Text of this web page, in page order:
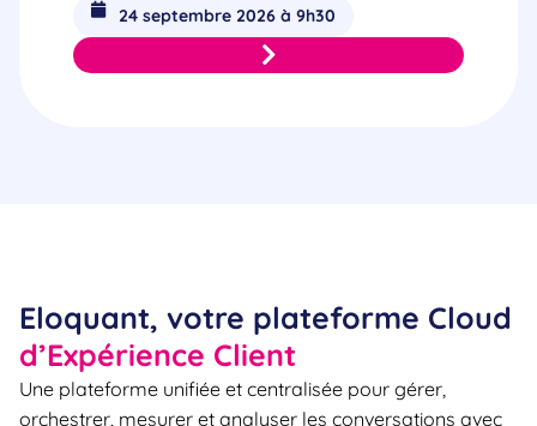
24 septembre 2026 à 9h30
Eloquant, votre plateforme Cloud
d’Expérience Client
Une plateforme unifiée et centralisée pour gérer,
orchestrer, mesurer et analyser les conversations avec